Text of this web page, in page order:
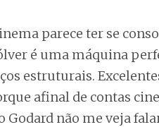
parece ter se
é uma máquina
estruturais.
afinal de contas
não me veja